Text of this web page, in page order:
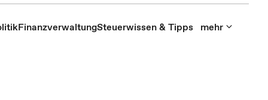
FinanzverwaltungSteuerwissen & Tipps mehr